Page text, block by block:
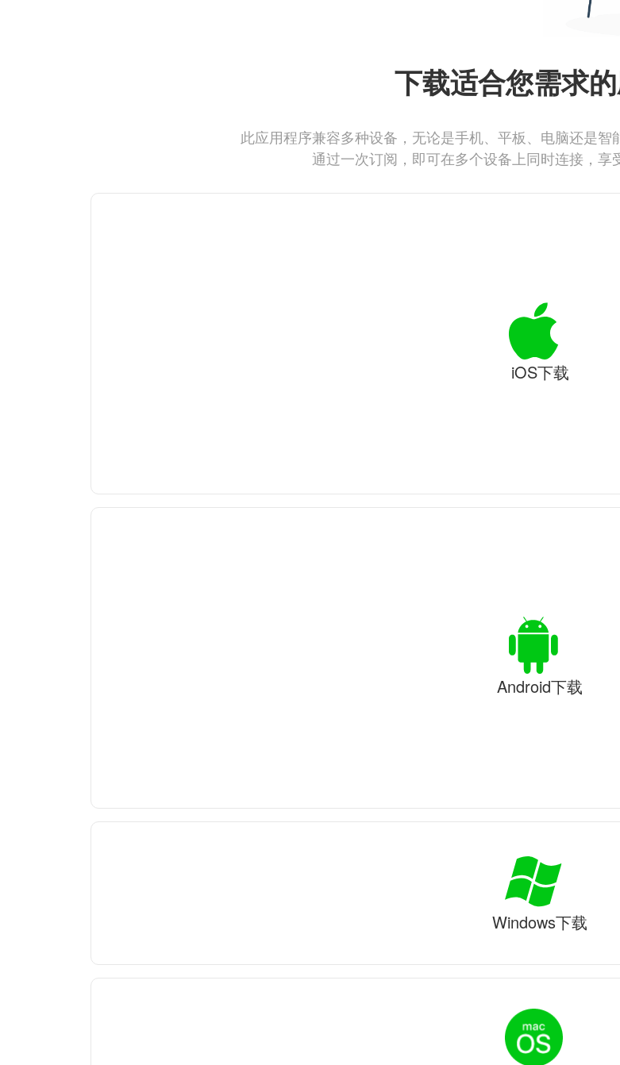
下载适合您需求
此应用程序兼容多种设备，无论是手机、平板、电脑还是智
通过一次订阅，即可在多个设备上同时连接，享
iOS下载
Android下载
Windows下载